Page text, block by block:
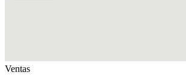
Ventas